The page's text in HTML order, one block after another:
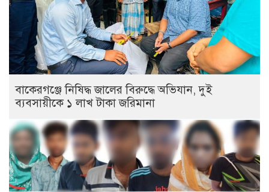
বাকেরগঞ্জে নিষিদ্ধ জালের বিরুদ্ধে অভিযান, দুই
ব্যবসায়ীকে ১ লাখ টাকা জরিমানা